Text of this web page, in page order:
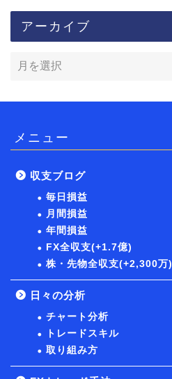
アーカイブ
メニュー
収支ブログ
毎日損益
月間損益
年間損益
FX全収支(+1.7億)
株・先物全収支(+2,300万)
日々の分析
チャート分析
トレードスキル
取り組み方